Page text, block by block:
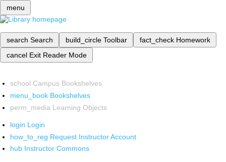
menu
search Search build_circle Toolbar fact_check Homework
cancel Exit Reader Mode
school Campus Bookshelves
menu_book Bookshelves
perm_media Learning Objects
login Login
how_to_reg Request Instructor Account
hub Instructor Commons